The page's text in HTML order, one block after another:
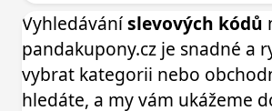
Vyhledáváníslevových kódů
pandakupony.cz je snadné a
vybrat kategorii nebo
hledáte, a my vám ukážeme